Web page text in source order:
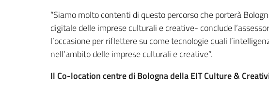
“Siamo molto contenti di questo percorso che porterà
digitale delle imprese culturali e creative- conclude
l’occasione per riflettere su come tecnologie quali
nell’ambito delle imprese culturali e creative”.
Il Co-location centre di Bologna della EIT Culture &